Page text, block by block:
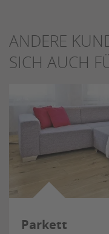
ANDERE
SICH AUCH
Parkett